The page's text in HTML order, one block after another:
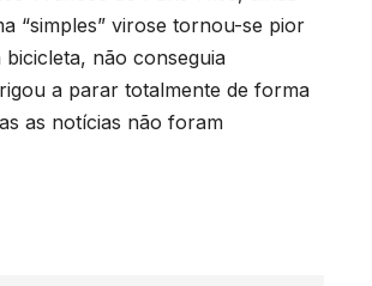
“simples” virose tornou-se pior
não conseguia
a parar totalmente de forma
as notícias não foram